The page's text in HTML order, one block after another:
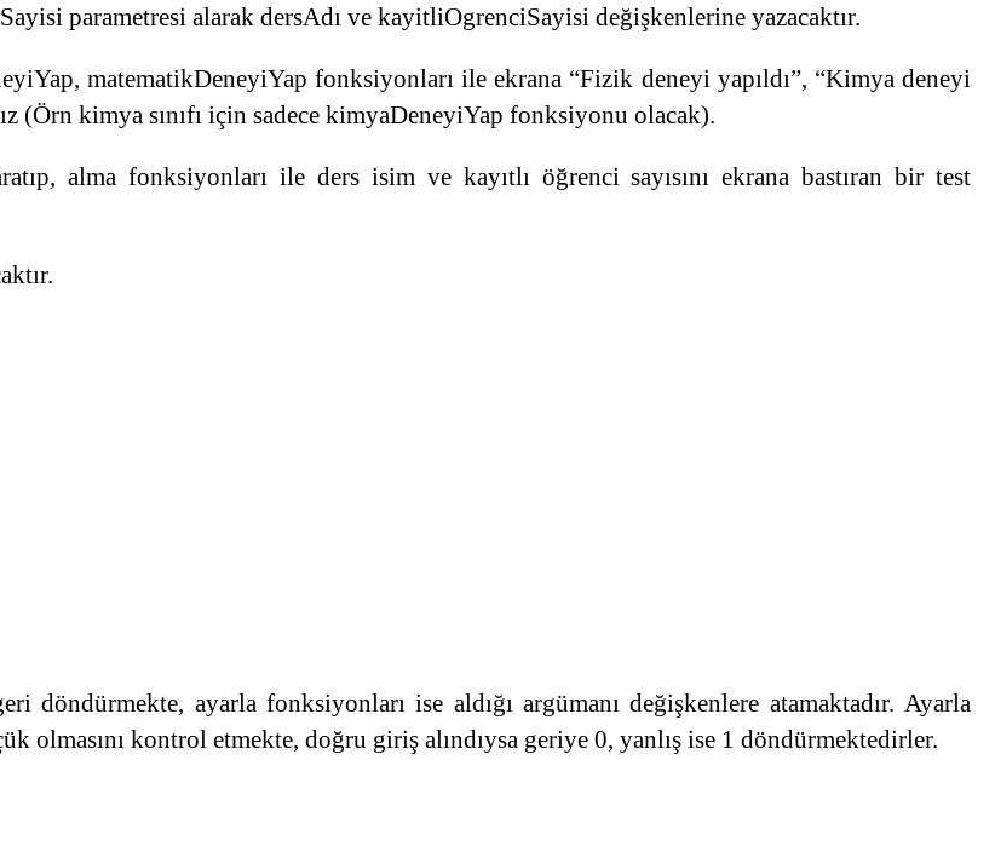
parametresi alarak dersAdı ve kayitliOgrenciSayisi değişkenlerine yazacaktır.
matematikDeneyiYap fonksiyonları ile ekrana “Fizik deneyi yapıldı”, “Kimya deneyi
(Örn kimya sınıfı için sadece kimyaDeneyiYap fonksiyonu olacak).
alma fonksiyonları ile ders isim ve kayıtlı öğrenci sayısını ekrana bastıran bir test
döndürmekte, ayarla fonksiyonları ise aldığı argümanı değişkenlere atamaktadır. Ayarla
olmasını kontrol etmekte, doğru giriş alındıysa geriye 0, yanlış ise 1 döndürmektedirler.